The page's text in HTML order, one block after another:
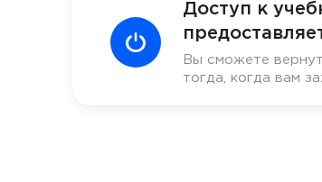
Доступ к
Вы сможете
тогда, когда вам